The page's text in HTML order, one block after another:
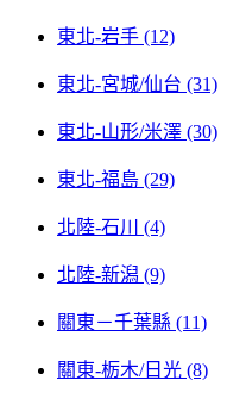
東北-岩手 (12)
東北-宮城/仙台 (31)
東北-山形/米澤 (30)
東北-福島 (29)
北陸-石川 (4)
北陸-新潟 (9)
關東－千葉縣 (11)
關東-栃木/日光 (8)